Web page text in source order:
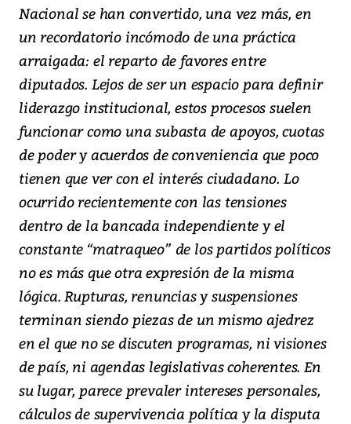
Nacional se han convertido, una vez más, en
un recordatorio incómodo de una práctica
arraigada: el reparto de favores entre
diputados. Lejos de ser un espacio para definir
liderazgo institucional, estos procesos suelen
funcionar como una subasta de apoyos, cuotas
de poder y acuerdos de conveniencia que poco
tienen que ver con el interés ciudadano. Lo
ocurrido recientemente con las tensiones
dentro de la bancada independiente y el
constante “matraqueo” de los partidos políticos
no es más que otra expresión de la misma
lógica. Rupturas, renuncias y suspensiones
terminan siendo piezas de un mismo ajedrez
en el que no se discuten programas, ni visiones
de país, ni agendas legislativas coherentes. En
su lugar, parece prevaler intereses personales,
cálculos de supervivencia política y la disputa